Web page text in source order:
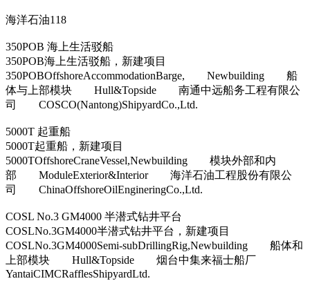
海洋石油118
350POB 海上生活驳船
350POB海上生活驳船，新建项目
350POBOffshoreAccommodationBarge, Newbuilding 船
体与上部模块 Hull&Topside 南通中远船务工程有限公
司 COSCO(Nantong)ShipyardCo.,Ltd.
5000T 起重船
5000T起重船，新建项目
5000TOffshoreCraneVessel,Newbuilding 模块外部和内
部 ModuleExterior&Interior 海洋石油工程股份有限公
司 ChinaOffshoreOilEngineringCo.,Ltd.
COSL No.3 GM4000 半潜式钻井平台
COSLNo.3GM4000半潜式钻井平台，新建项目
COSLNo.3GM4000Semi-subDrillingRig,Newbuilding 船体和
上部模块 Hull&Topside 烟台中集来福士船厂
YantaiCIMCRafflesShipyardLtd.